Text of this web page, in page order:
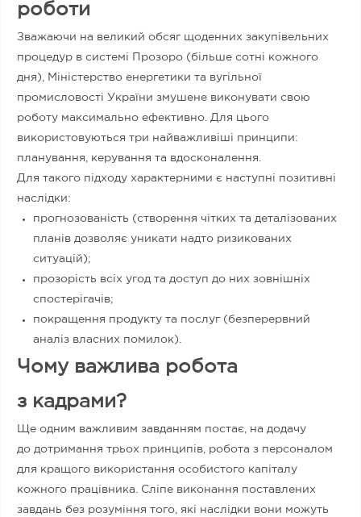
роботи
Зважаючи на великий обсяг щоденних закупівельних
процедур в системі Прозоро (більше сотні кожного
дня), Міністерство енергетики та вугільної
промисловості України змушене виконувати свою
роботу максимально ефективно. Для цього
використовуються три найважливіші принципи:
планування, керування та вдосконалення.
Для такого підходу характерними є наступні позитивні
наслідки:
прогнозованість (створення чітких та деталізованих
планів дозволяє уникати надто ризикованих
ситуацій);
прозорість всіх угод та доступ до них зовнішніх
спостерігачів;
покращення продукту та послуг (безперервний
аналіз власних помилок).
Чому важлива робота
з кадрами?
Ще одним важливим завданням постає, на додачу
до дотримання трьох принципів, робота з персоналом
для кращого використання особистого капіталу
кожного працівника. Сліпе виконання поставлених
завдань без розуміння того, які наслідки вони можуть